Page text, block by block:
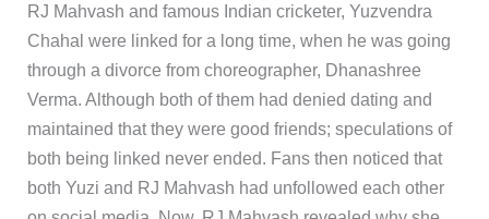
RJ Mahvash and famous Indian cricketer, Yuzvendra
Chahal were linked for a long time, when he was going
through a divorce from choreographer, Dhanashree
Verma. Although both of them had denied dating and
maintained that they were good friends; speculations of
both being linked never ended. Fans then noticed that
both Yuzi and RJ Mahvash had unfollowed each other